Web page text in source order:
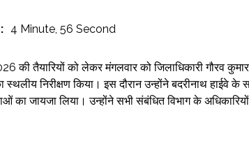
4 Minute, 56 Second
की तैयारियों को लेकर मंगलवार को जिलाधिकारी गौरव
निरीक्षण किया। इस दौरान उन्होंने बदरीनाथ हाईवे के
का जायजा लिया। उन्होंने सभी संबंधित विभाग के